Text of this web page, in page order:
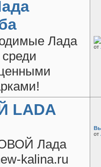
Лада
от
LADA
Лада
kalina.ru
от